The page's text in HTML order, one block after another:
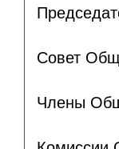
Совет
Члены